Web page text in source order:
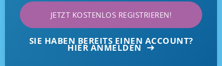
JETZT KOSTENLOS REGISTRIEREN!
SIE HABEN BEREITS EINEN ACCOUNT?
HIER ANMELDEN